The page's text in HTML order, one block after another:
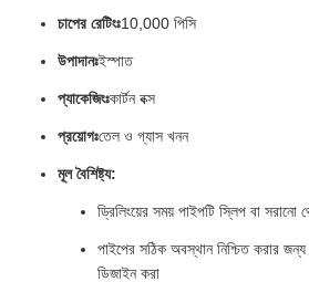
চাপের রেটিংঃ10,000 পিসি
উপাদানঃইস্পাত
প্যাকেজিংঃকার্টন বক্স
প্রয়োগঃতেল ও গ্যাস খনন
মূল বৈশিষ্ট্য:
ড্রিলিংয়ের সময় পাইপটি স্লিপ বা
পাইপের সঠিক অবস্থান নিশ্চিত করার
ডিজাইন করা